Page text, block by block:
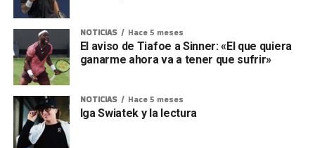
NOTICIAS Hace 5 meses
El aviso de Tiafoe a Sinner: «El que quiera
ganarme ahora va a tener que sufrir»
NOTICIAS Hace 5 meses
Iga Swiatek y la lectura